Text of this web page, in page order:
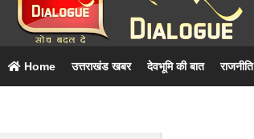
Home उत्तराखंड खबर देवभूमि की बात राजनीति